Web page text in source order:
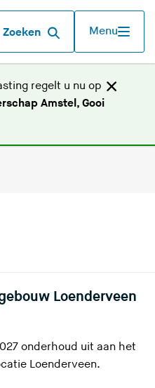
Zoeken Menu
regelt u nu op
Amstel, Gooi
Loenderveen
onderhoud uit aan het
Loenderveen.